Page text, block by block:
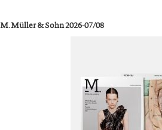
M. Müller & Sohn 2026-07/08